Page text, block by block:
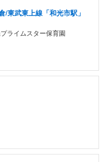
東武東上線「和光市駅」
ライムスター保育園